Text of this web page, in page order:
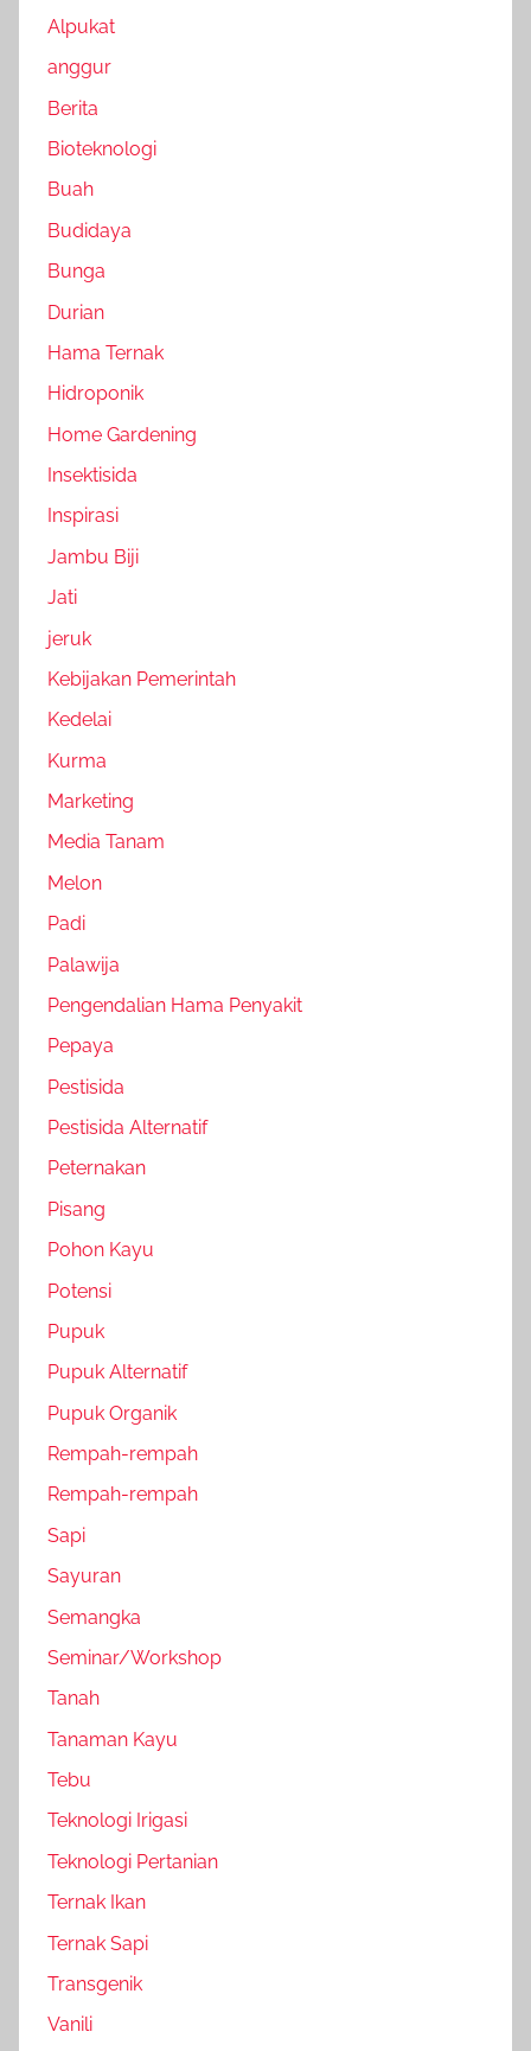
Alpukat
anggur
Berita
Bioteknologi
Buah
Budidaya
Bunga
Durian
Hama Ternak
Hidroponik
Home Gardening
Insektisida
Inspirasi
Jambu Biji
Jati
jeruk
Kebijakan Pemerintah
Kedelai
Kurma
Marketing
Media Tanam
Melon
Padi
Palawija
Pengendalian Hama Penyakit
Pepaya
Pestisida
Pestisida Alternatif
Peternakan
Pisang
Pohon Kayu
Potensi
Pupuk
Pupuk Alternatif
Pupuk Organik
Rempah-rempah
Rempah-rempah
Sapi
Sayuran
Semangka
Seminar/Workshop
Tanah
Tanaman Kayu
Tebu
Teknologi Irigasi
Teknologi Pertanian
Ternak Ikan
Ternak Sapi
Transgenik
Vanili